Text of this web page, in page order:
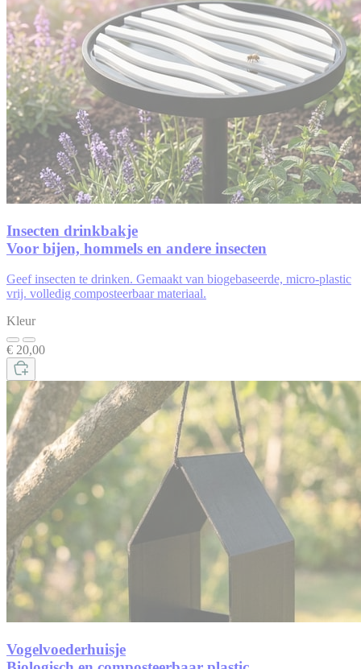
Insecten drinkbakje
Voor bijen, hommels en andere insecten
Geef insecten te drinken. Gemaakt van biogebaseerde, micro-plastic
vrij. volledig composteerbaar materiaal.
Kleur
€ 20,00
Vogelvoederhuisje